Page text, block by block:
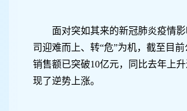
面对突如其来的新冠肺炎疫情
司迎难而上、转“危”为机，截至目前
销售额已突破10亿元，同比去年上升
现了逆势上涨。